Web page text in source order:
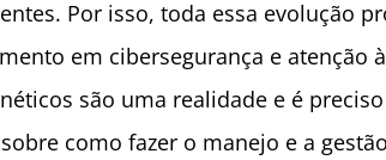
Por isso, toda essa evolução
em cibersegurança e atenção
são uma realidade e é
como fazer o manejo e a